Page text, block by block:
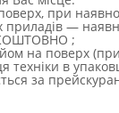
при
приладів —
;
на поверх (при
техніки в
за